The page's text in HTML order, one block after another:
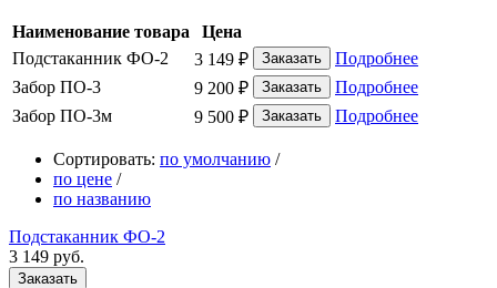
Наименование товара
Цена
Подстаканник ФО-2
3 149 ₽
Подробнее
Забор ПО-3
9 200 ₽
Подробнее
Забор ПО-3м
9 500 ₽ Подробнее
Сортировать: по умолчанию /
по цене /
по названию
Подстаканник ФО-2
3 149 руб.